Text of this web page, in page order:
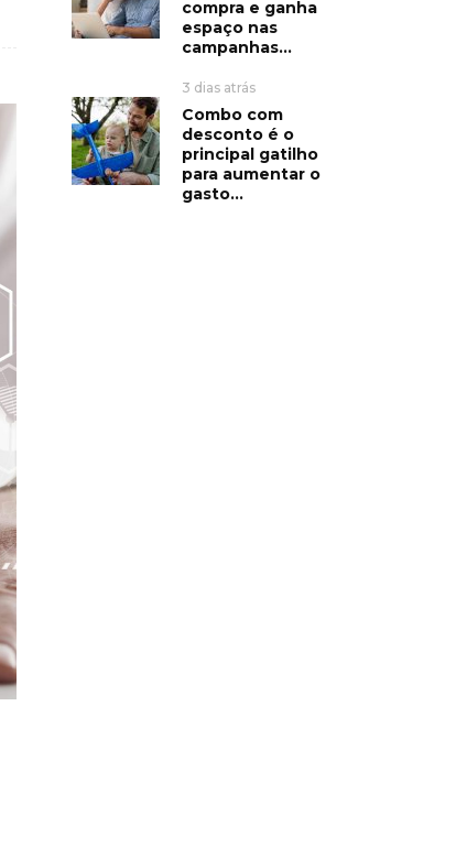
compra e ganha
espaço nas
campanhas...
3 dias atrás
Combo com
desconto é o
principal gatilho
para aumentar o
gasto...